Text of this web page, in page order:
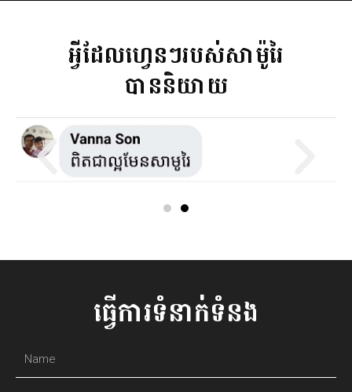
អ្វីដែលហ្វេនៗរបស់សាម៉ូរៃ
បាននិយាយ
ធ្វើការទំនាក់ទំនង